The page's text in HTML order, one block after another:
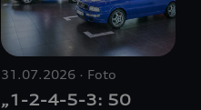
31.07.2026 Foto
„1-2-4-5-3: 50